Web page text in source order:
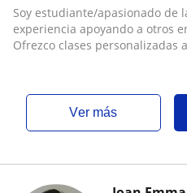
Soy estudiante/apasionado de
experiencia apoyando a otros
Ofrezco clases personalizadas
ver más